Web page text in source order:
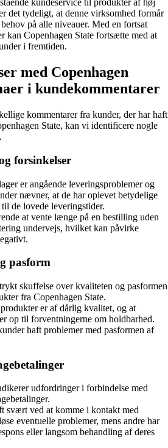
kundeservice til produkter af høj
det tydeligt, at denne virksomhed formår
på alle niveauer. Med en fortsat
kan Copenhagen State fortsætte med at
i fremtiden.
med Copenhagen
i kundekommentarer
kommentarer fra kunder, der har haft
State, kan vi identificere nogle
forsinkelser
er angående leveringsproblemer og
nævner, at de har oplevet betydelige
de lovede leveringstider.
at vente længe på en bestilling uden
undervejs, hvilket kan påvirke
pasform
skuffelse over kvaliteten og pasformen
fra Copenhagen State.
er af dårlig kvalitet, og at
op til forventningerne om holdbarhed.
haft problemer med pasformen af
udfordringer i forbindelse med
svært ved at komme i kontakt med
eventuelle problemer, mens andre har
eller langsom behandling af deres